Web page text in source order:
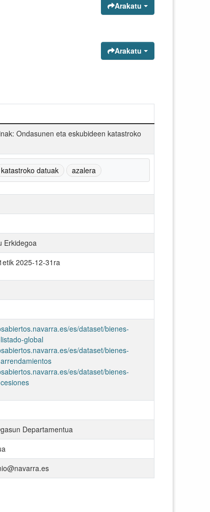
Arakatu
Arakatu
Ondasunen eta eskubideen katastroko
katastroko datuak azalera
Erkidegoa
2025-12-31ra
es/dataset/bienes-
global
es/dataset/bienes-
es/dataset/bienes-
Departamentua